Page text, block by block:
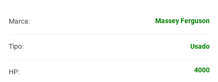
Marca: Massey Ferguson
Tipo: Usado
HP: 4000